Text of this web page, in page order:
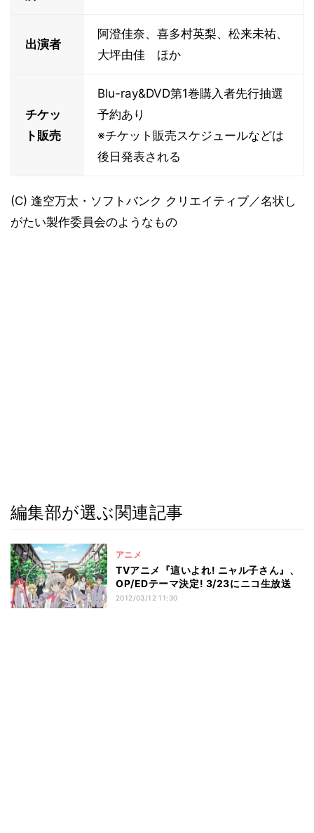
出演者
阿澄佳奈、喜多村英梨、松来未祐、
大坪由佳 ほか
チケッ
ト販売
Blu-ray&DVD第1巻購入者先行抽選
予約あり
※チケット販売スケジュールなどは
後日発表される
(C) 逢空万太・ソフトバンク クリエイティブ／名状し
がたい製作委員会のようなもの
編集部が選ぶ関連記事
アニメ
TVアニメ『這いよれ! ニャル子さん』、
OP/EDテーマ決定! 3/23にニコ生放送
2012/03/12 11:30